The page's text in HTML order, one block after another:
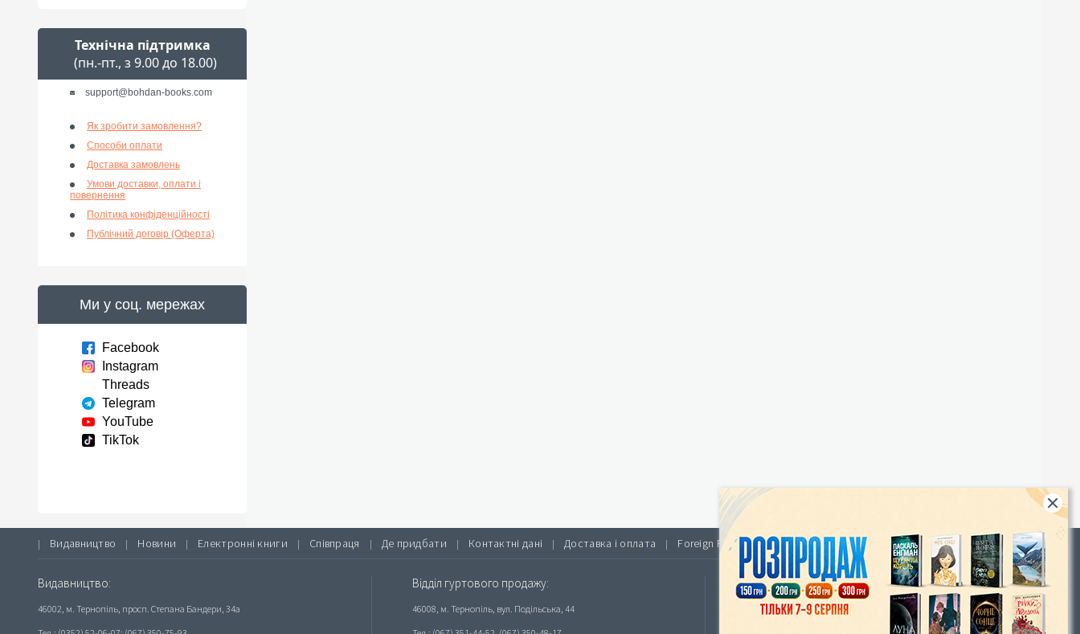
Технічна підтримка
(пн.-пт., з 9.00 до 18.00)
support@bohdan-books.com
Як зробити замовлення?
Способи оплати
Доставка замовлень
Умови доставки, оплати і
повернення
Політика конфіденційності
Публічний договір (Оферта)
Ми у соц. мережах
Facebook
Instagram
Threads
Telegram
YouTube
TikTok
| Видавництво | Новини | Електронні книги | Співпраця | Де придбати | Контактні дані | Доставка і оплата | Foreign Rights |
Видавництво:
46002, м. Тернопіль, просп. Степана Бандери, 34а
Відділ гуртового продажу:
46008, м. Тернопіль, вул. Подільська, 44
Інтернет-магазин «Видавництво Богдан»:
46018, м. Тернопіль, А/С 529